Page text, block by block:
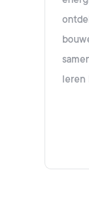
leren